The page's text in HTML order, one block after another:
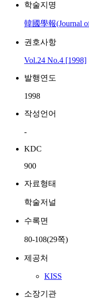
학술지명
韓國學報(Journal
권호사항
Vol.24 No.4 [1998]
발행연도
1998
작성언어
-
KDC
900
자료형태
학술저널
수록면
80-108(29쪽)
제공처
KISS
소장기관